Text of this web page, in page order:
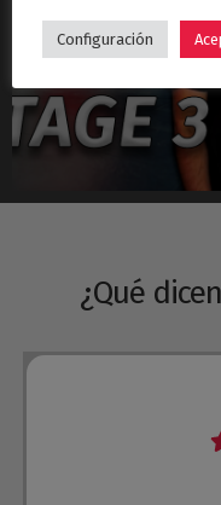
Hyundai i30N
¿Qué
Configuración